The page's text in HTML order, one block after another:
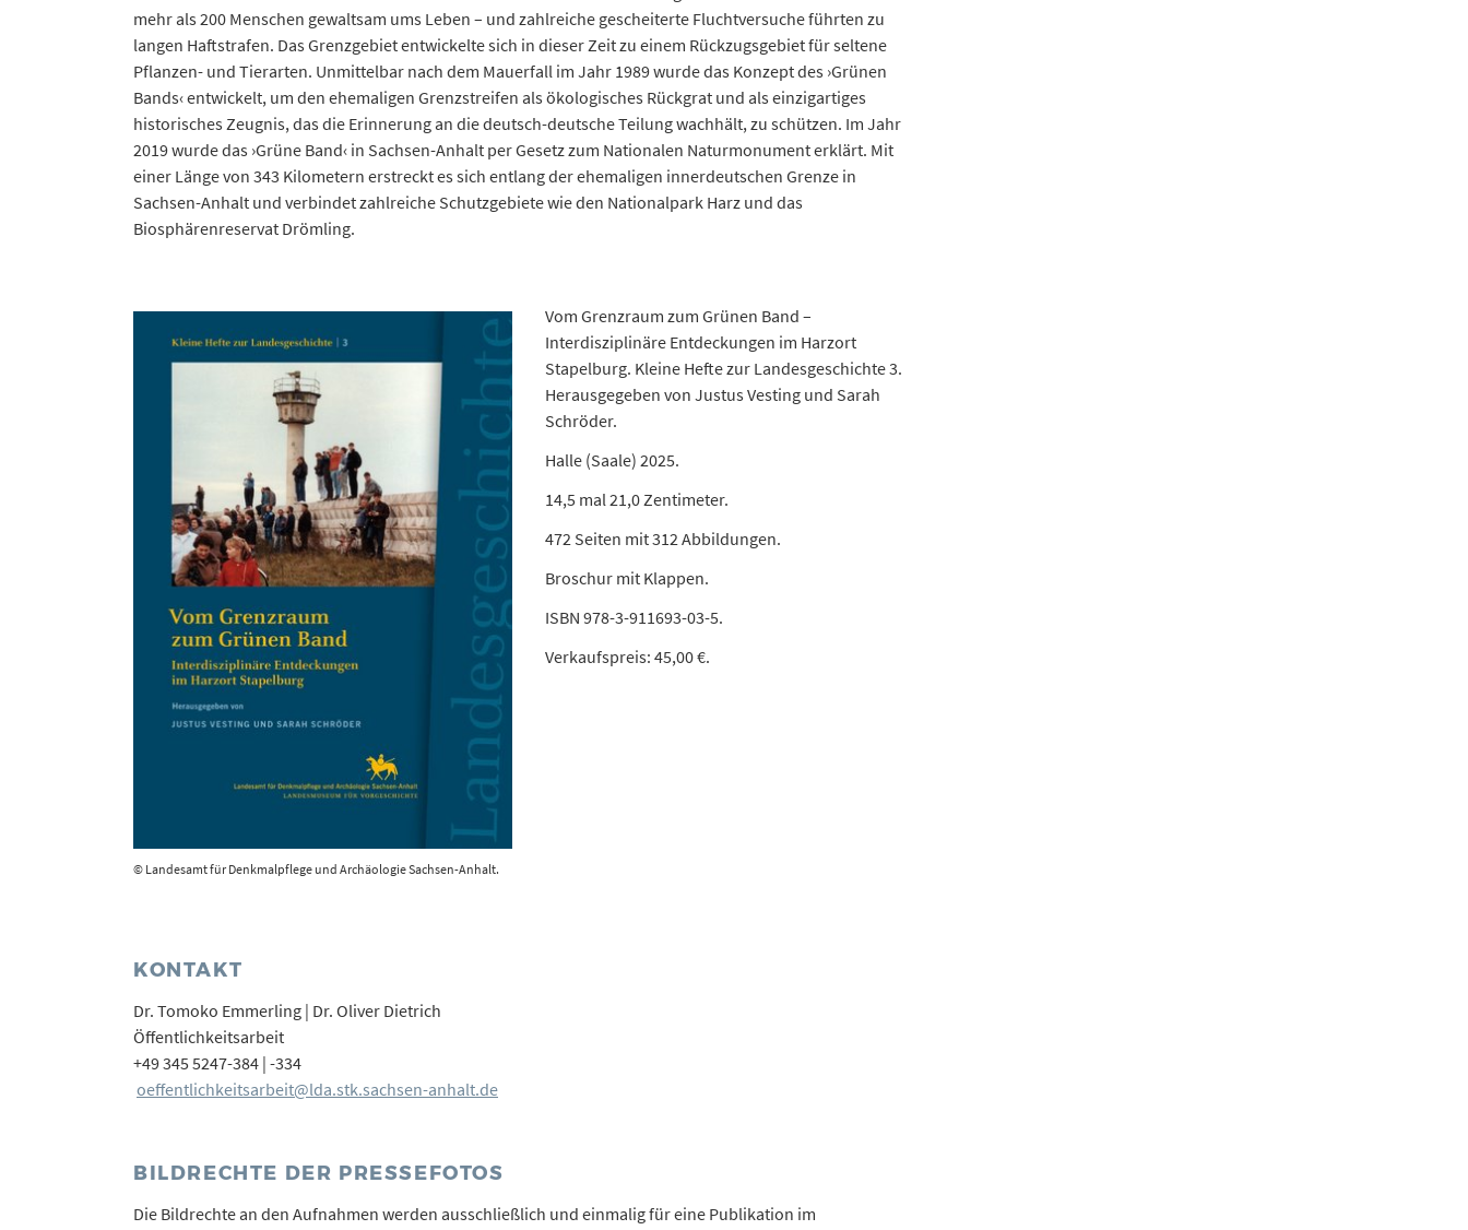
mehr als 200 Menschen gewaltsam ums Leben – und zahlreiche gescheiterte Fluchtversuche führten zu
langen Haftstrafen. Das Grenzgebiet entwickelte sich in dieser Zeit zu einem Rückzugsgebiet für seltene
Pflanzen- und Tierarten. Unmittelbar nach dem Mauerfall im Jahr 1989 wurde das Konzept des ›Grünen
Bands‹ entwickelt, um den ehemaligen Grenzstreifen als ökologisches Rückgrat und als einzigartiges
historisches Zeugnis, das die Erinnerung an die deutsch-deutsche Teilung wachhält, zu schützen. Im Jahr
2019 wurde das ›Grüne Band‹ in Sachsen-Anhalt per Gesetz zum Nationalen Naturmonument erklärt. Mit
einer Länge von 343 Kilometern erstreckt es sich entlang der ehemaligen innerdeutschen Grenze in
Sachsen-Anhalt und verbindet zahlreiche Schutzgebiete wie den Nationalpark Harz und das
Biosphärenreservat Drömling.
© Landesamt für Denkmalpflege und Archäologie Sachsen-Anhalt.
Vom Grenzraum zum Grünen Band –
Interdisziplinäre Entdeckungen im Harzort
Stapelburg. Kleine Hefte zur Landesgeschichte 3.
Herausgegeben von Justus Vesting und Sarah
Schröder.
Halle (Saale) 2025.
14,5 mal 21,0 Zentimeter.
472 Seiten mit 312 Abbildungen.
Broschur mit Klappen.
ISBN 978-3-911693-03-5.
Verkaufspreis: 45,00 €.
KONTAKT
Dr. Tomoko Emmerling | Dr. Oliver Dietrich
Öffentlichkeitsarbeit
+49 345 5247-384 | -334
oeffentlichkeitsarbeit@lda.stk.sachsen-anhalt.de
BILDRECHTE DER PRESSEFOTOS
Die Bildrechte an den Aufnahmen werden ausschließlich und einmalig für eine Publikation im